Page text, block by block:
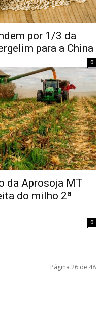
por 1/3 da
para a China
0
da Aprosoja MT
do milho 2ª
0
Página 26 de 48